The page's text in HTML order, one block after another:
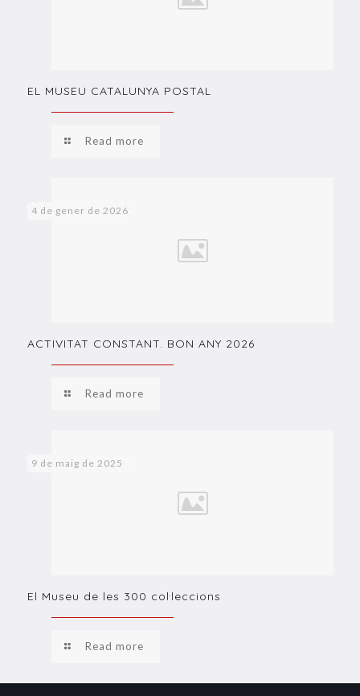
EL MUSEU CATALUNYA POSTAL
Read more
4 de gener de 2026
ACTIVITAT CONSTANT. BON ANY 2026
Read more
9 de maig de 2025
El Museu de les 300 col·leccions
Read more